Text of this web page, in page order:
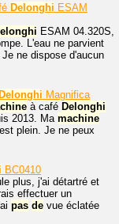
Delonghi ESAM
ESAM 04.320S,
L'eau ne parvient
ne dispose d'aucun
Delonghi Magnifica
à café Delonghi
2013. Ma machine
plein. Je ne peux
BC0410
plus, j'ai détartré et
effectuer un
pas de vue éclatée